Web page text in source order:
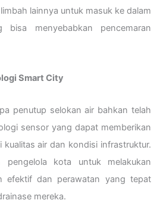
lainnya untuk masuk ke dalam
bisa menyebabkan pencemaran
Smart City
penutup selokan air bahkan telah
sensor yang dapat memberikan
air dan kondisi infrastruktur.
pengelola kota untuk melakukan
efektif dan perawatan yang tepat
mereka.